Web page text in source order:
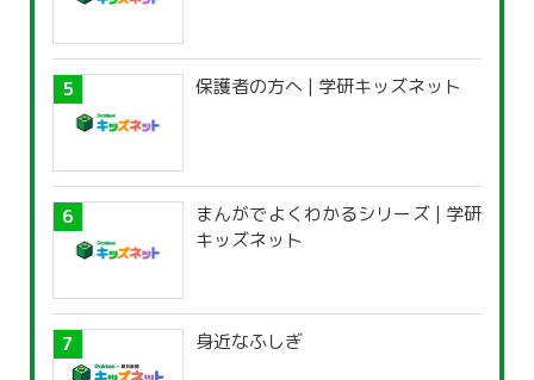
保護者の方へ | 学研キッズネット
まんがでよくわかるシリーズ | 学研
キッズネット
身近なふしぎ